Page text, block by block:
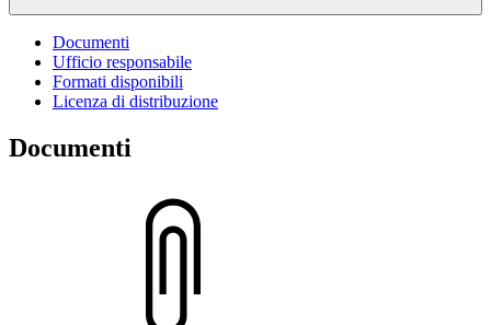
Documenti
Ufficio responsabile
Formati disponibili
Licenza di distribuzione
Documenti